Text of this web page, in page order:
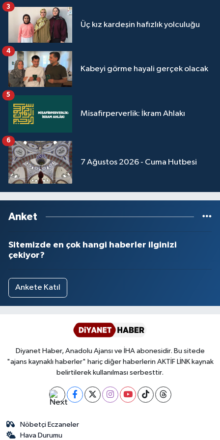
Üç kız kardeşin hafızlık yolculuğu
3
Kabeyi görme hayali gerçek olacak
4
Misafirperverlik: İkram Ahlakı
5
7 Ağustos 2026 - Cuma Hutbesi
6
Anket
Sitemizde en çok hangi haberler ilginizi
çekiyor?
Ankete Katıl
Diyanet Haber, Anadolu Ajansı ve İHA abonesidir. Bu sitede
"ajans kaynaklı haberler" hariç diğer haberlerin AKTİF LİNK kaynak
belirtilerek kullanılması serbesttir.
Nöbetçi Eczaneler
Hava Durumu
Yalova Müftülüğü
Yozgat Müftülüğü
Zonguldak Müftülüğü